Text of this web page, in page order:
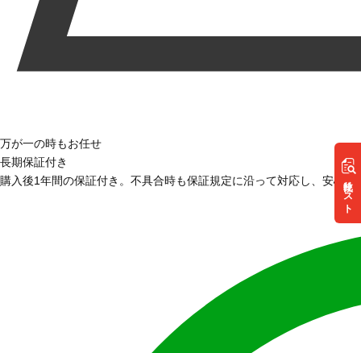
リスト
万が一の時もお任せ
長期保証付き
購入後1年間の保証付き。不具合時も保証規定に沿って対応し、安心